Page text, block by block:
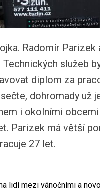
Radomír Parizek
Technických služeb
diplom za
dohromady už
i okolními
Parizek má větší
27 let.
lidí mezi vánočními a